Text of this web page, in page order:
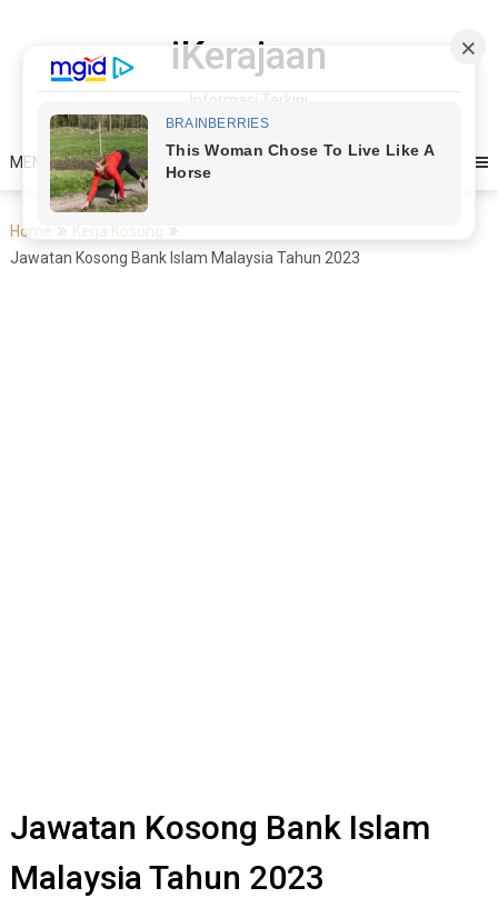
iKerajaan
Informasi Terkini
MENU
Home
Kerja Kosong
Jawatan Kosong Bank Islam Malaysia Tahun 2023
Jawatan Kosong Bank Islam
Malaysia Tahun 2023